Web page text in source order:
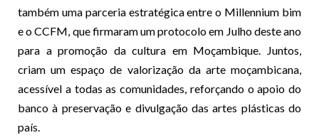
também uma parceria estratégica entre o Millennium bim
e o CCFM, que firmaram um protocolo em Julho deste ano
para a promoção da cultura em Moçambique. Juntos,
criam um espaço de valorização da arte moçambicana,
acessível a todas as comunidades, reforçando o apoio do
banco à preservação e divulgação das artes plásticas do
país.